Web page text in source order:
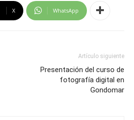
X WhatsApp
Artículo siguiente
Presentación del curso de
fotografía digital en
Gondomar